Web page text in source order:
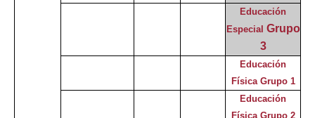
Educación
Especial Grupo
3
Educación
Física Grupo 1
Educación
Física Grupo 2